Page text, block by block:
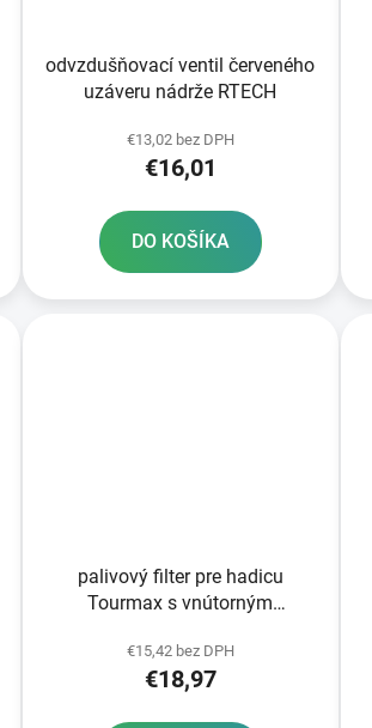
odvzdušňovací ventil červeného
uzáveru nádrže RTECH
€13,02 bez DPH
€16,01
DO KOŠÍKA
palivový filter pre hadicu
Tourmax s vnútorným
€15,42 bez DPH
€18,97